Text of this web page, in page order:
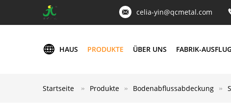
celia-yin@qcmetal.com
HAUS PRODUKTE ÜBER UNS FABRIK-AUSFLUG
Startseite Produkte Bodenabflussabdeckung